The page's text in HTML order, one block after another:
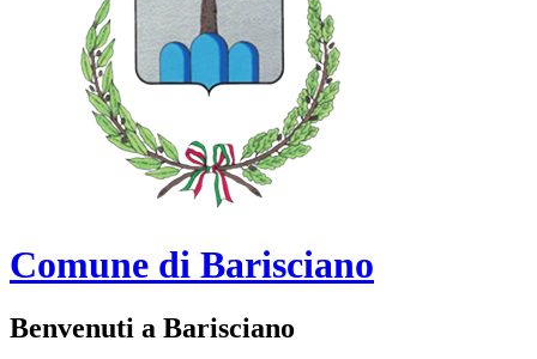
Comune di Barisciano
Benvenuti a Barisciano